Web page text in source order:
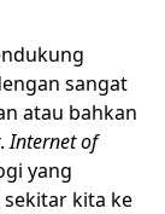
sangat
atau bahkan
.Internet of
yang
kita ke